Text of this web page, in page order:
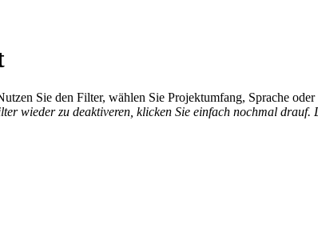
Sie den Filter, wählen Sie Projektumfang, Sprache oder
wieder zu deaktiveren, klicken Sie einfach nochmal drauf.